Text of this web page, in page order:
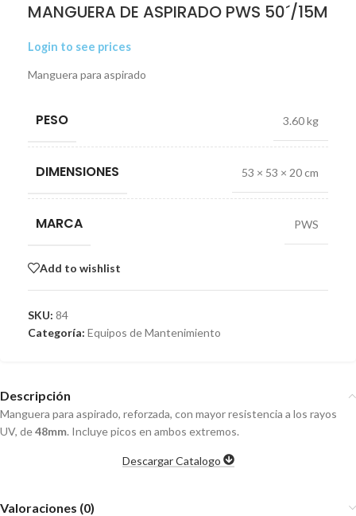
MANGUERA DE ASPIRADO PWS 50´/15M
Login to see prices
Manguera para aspirado
PESO 3.60 kg
DIMENSIONES 53 × 53 × 20 cm
MARCA PWS
Add to wishlist
SKU: 84
Categoría: Equipos de Mantenimiento
Descripción
Manguera para aspirado, reforzada, con mayor resistencia a los rayos
UV, de48mm. Incluye picos en ambos extremos.
Descargar Catalogo
Valoraciones (0)